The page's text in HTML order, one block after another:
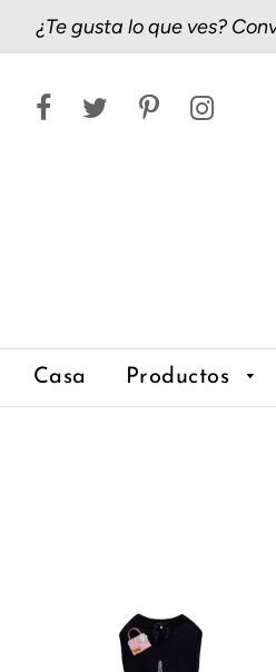
¿Te gusta lo que ves?
Casa Productos